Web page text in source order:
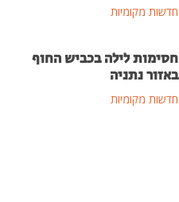
חדשות מקומיות
חסימות לילה בכביש החוף
באזור נתניה
חדשות מקומיות